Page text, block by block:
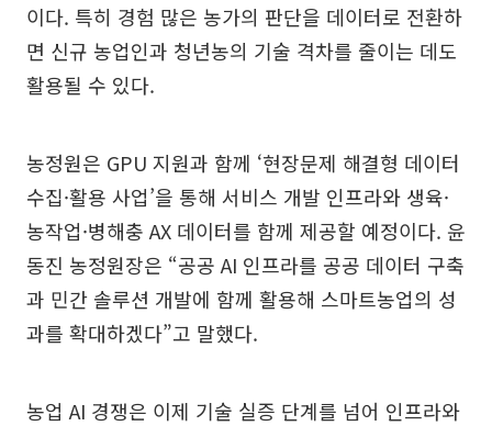
이다. 특히 경험 많은 농가의 판단을 데이터로 전환하
면 신규 농업인과 청년농의 기술 격차를 줄이는 데도
활용될 수 있다.
농정원은 GPU 지원과 함께 ‘현장문제 해결형 데이터
수집·활용 사업’을 통해 서비스 개발 인프라와 생육·
농작업·병해충 AX 데이터를 함께 제공할 예정이다. 윤
동진 농정원장은 “공공 AI 인프라를 공공 데이터 구축
과 민간 솔루션 개발에 함께 활용해 스마트농업의 성
과를 확대하겠다”고 말했다.
농업 AI 경쟁은 이제 기술 실증 단계를 넘어 인프라와